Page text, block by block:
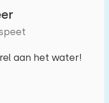
aan het water!